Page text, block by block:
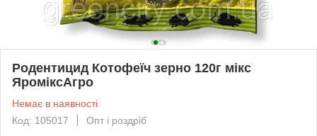
Родентицид Котофеїч зерно 120г мікс
ЯроміксАгро
Немає в наявності
Код: 105017
Опт і роздріб